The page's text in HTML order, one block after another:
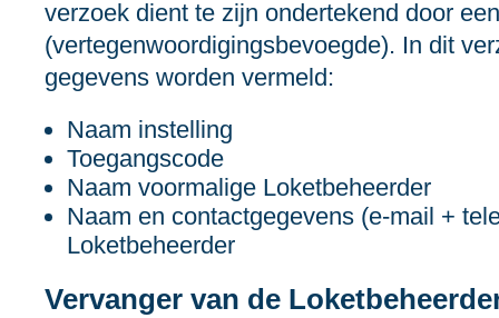
verzoek dient te zijn ondertekend door
(vertegenwoordigingsbevoegde). In dit
gegevens worden vermeld:
Naam instelling
Toegangscode
Naam voormalige Loketbeheerder
Naam en contactgegevens (e‑mail +
Loketbeheerder
Vervanger van de